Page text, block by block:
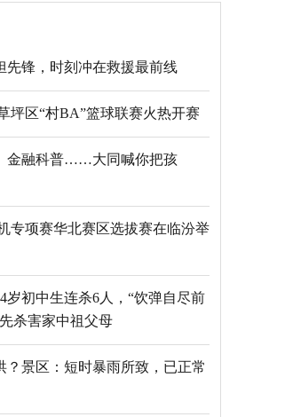
先锋，时刻冲在救援最前线
坪区“村BA”篮球联赛火热开赛
金融科普……大同喊你把孩
专项赛华北赛区选拔赛在临汾举
岁初中生连杀6人，“饮弹自尽前
杀害家中祖父母
？景区：短时暴雨所致，已正常